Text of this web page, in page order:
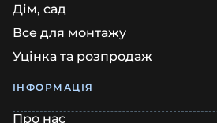
Дім, сад
Все для монтажу
Уцінка та розпродаж
ІНФОРМАЦІЯ
Про нас